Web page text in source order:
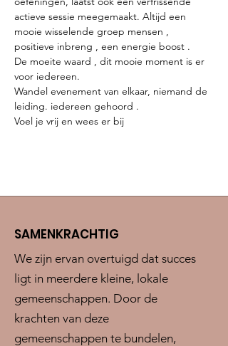
actieve sessie meegemaakt. Altijd een
mooie wisselende groep mensen ,
positieve inbreng , een energie boost .
De moeite waard , dit mooie moment is er
voor iedereen.
Wandel evenement van elkaar, niemand de
leiding. iedereen gehoord .
Voel je vrij en wees er bij
SAMENKRACHTIG
We zijn ervan overtuigd dat succes
ligt in meerdere kleine, lokale
gemeenschappen. Door de
krachten van deze
gemeenschappen te bundelen,